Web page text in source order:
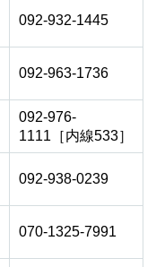
092-932-1445
092-963-1736
092-976-
1111［内線533］
092-938-0239
070-1325-7991